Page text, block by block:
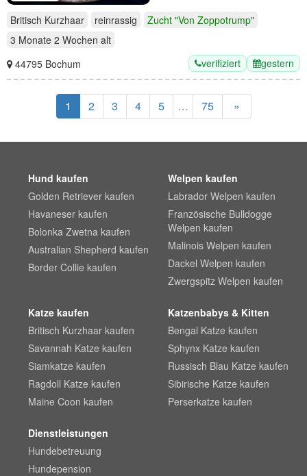
Britisch Kurzhaar reinrassig
Zucht "Von Zoppotrump"
3 Monate 2 Wochen alt
44795 Bochum
verifiziert gestern
1 2 3 4 5 … 75 »
Hund kaufen
Golden Retriever kaufen
Havaneser kaufen
Bolonka Zwetna kaufen
Australian Shepherd kaufen
Border Collie kaufen
Welpen kaufen
Labrador Welpen kaufen
Französische Bulldogge
Welpen kaufen
Malinois Welpen kaufen
Dackel Welpen kaufen
Zwergspitz Welpen kaufen
Katze kaufen
Britisch Kurzhaar kaufen
Savannah Katze kaufen
Siamkatze kaufen
Ragdoll Katze kaufen
Maine Coon kaufen
Katzenbabys & Kitten
Bengal Katze kaufen
Sphynx Katze kaufen
Russisch Blau Katze kaufen
Sibirische Katze kaufen
Perserkatze kaufen
Dienstleistungen
Hundebetreuung
Hundepension